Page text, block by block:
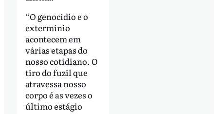
“O genocídio e o
extermínio
acontecem em
várias etapas do
nosso cotidiano. O
tiro do fuzil que
atravessa nosso
corpo é as vezes o
último estágio